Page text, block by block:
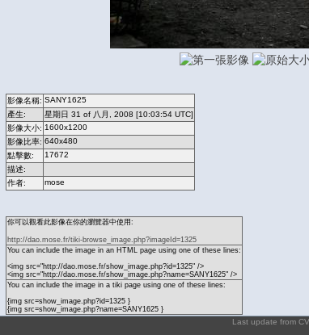
影像名稱: SANY1625
產生:
星期日 31 of 八月, 2008 [10:03:54 UTC]
影像大小: 1600x1200
影像比率: 640x480
點擊數:
17672
描述:
作者:
mose
你可以觀看此影像在你的瀏覽器中使用:
http://dao.mose.fr/tiki-browse_image.php?imageId=1325
You can include the image in an HTML page using one of these lines:
<img src="http://dao.mose.fr/show_image.php?id=1325" />
<img src="http://dao.mose.fr/show_image.php?name=SANY1625" />
You can include the image in a tiki page using one of these lines:
{img src=show_image.php?id=1325 }
{img src=show_image.php?name=SANY1625 }
Last update from